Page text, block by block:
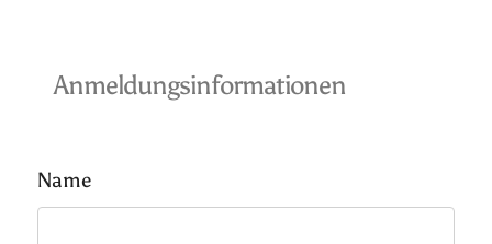
Anmeldungsinformationen
Name